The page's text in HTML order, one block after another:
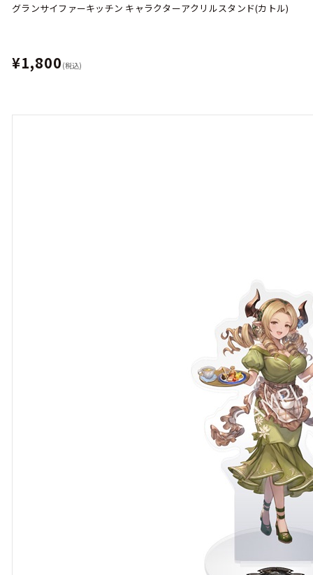
グランサイファーキッチン キャラクターアクリルスタンド(カトル)
¥1,800 (税込)